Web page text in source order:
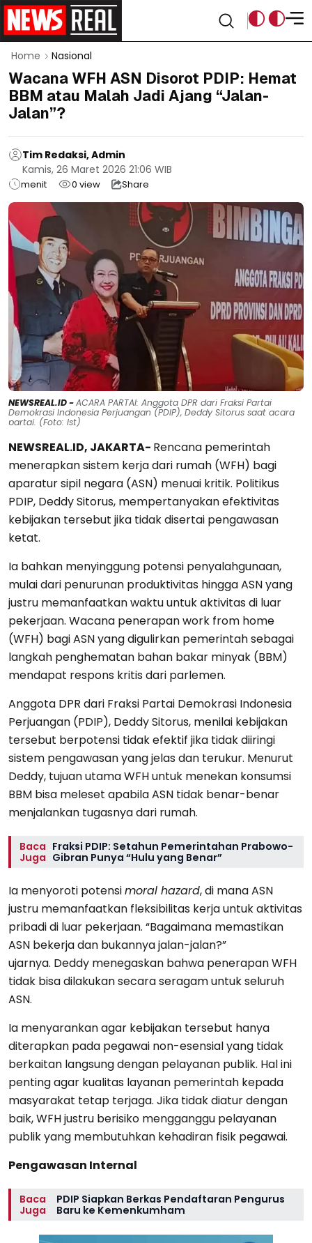
Home Nasional
Wacana WFH ASN Disorot PDIP: Hemat
BBM atau Malah Jadi Ajang “Jalan-
Jalan”?
Tim Redaksi, Admin
Kamis, 26 Maret 2026 21:06 WIB
menit 0 view Share
NEWSREAL.ID -ACARA PARTAI: Anggota DPR dari Fraksi Partai
Demokrasi Indonesia Perjuangan (PDIP), Deddy Sitorus saat acara
partai. (Foto: Ist)
NEWSREAL.ID, JAKARTA- Rencana pemerintah
menerapkan sistem kerja dari rumah (WFH) bagi
aparatur sipil negara (ASN) menuai kritik. Politikus
PDIP, Deddy Sitorus, mempertanyakan efektivitas
kebijakan tersebut jika tidak disertai pengawasan
ketat.
Ia bahkan menyinggung potensi penyalahgunaan,
mulai dari penurunan produktivitas hingga ASN yang
justru memanfaatkan waktu untuk aktivitas di luar
pekerjaan. Wacana penerapan work from home
(WFH) bagi ASN yang digulirkan pemerintah sebagai
langkah penghematan bahan bakar minyak (BBM)
mendapat respons kritis dari parlemen.
Anggota DPR dari Fraksi Partai Demokrasi Indonesia
Perjuangan (PDIP), Deddy Sitorus, menilai kebijakan
tersebut berpotensi tidak efektif jika tidak diiringi
sistem pengawasan yang jelas dan terukur. Menurut
Deddy, tujuan utama WFH untuk menekan konsumsi
BBM bisa meleset apabila ASN tidak benar-benar
menjalankan tugasnya dari rumah.
Baca
Juga
Fraksi PDIP: Setahun Pemerintahan Prabowo-
Gibran Punya “Hulu yang Benar”
Ia menyoroti potensimoral hazard, di mana ASN
justru memanfaatkan fleksibilitas kerja untuk aktivitas
pribadi di luar pekerjaan. “Bagaimana memastikan
ASN bekerja dan bukannya jalan-jalan?”
ujarnya. Deddy menegaskan bahwa penerapan WFH
tidak bisa dilakukan secara seragam untuk seluruh
ASN.
Ia menyarankan agar kebijakan tersebut hanya
diterapkan pada pegawai non-esensial yang tidak
berkaitan langsung dengan pelayanan publik. Hal ini
penting agar kualitas layanan pemerintah kepada
masyarakat tetap terjaga. Jika tidak diatur dengan
baik, WFH justru berisiko mengganggu pelayanan
publik yang membutuhkan kehadiran fisik pegawai.
Pengawasan Internal
Baca
Juga
PDIP Siapkan Berkas Pendaftaran Pengurus
Baru ke Kemenkumham